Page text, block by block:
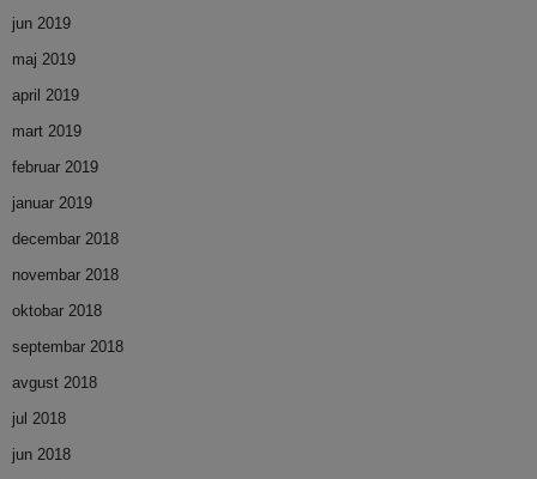
jun 2019
maj 2019
april 2019
mart 2019
februar 2019
januar 2019
decembar 2018
novembar 2018
oktobar 2018
septembar 2018
avgust 2018
jul 2018
jun 2018